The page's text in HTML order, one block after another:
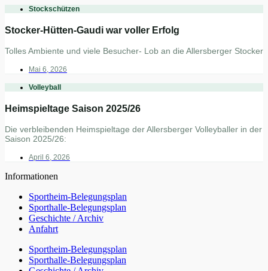
Stockschützen
Stocker-Hütten-Gaudi war voller Erfolg
Tolles Ambiente und viele Besucher- Lob an die Allersberger Stocker
Mai 6, 2026
Volleyball
Heimspieltage Saison 2025/26
Die verbleibenden Heimspieltage der Allersberger Volleyballer in der
Saison 2025/26:
April 6, 2026
Informationen
Sportheim-Belegungsplan
Sporthalle-Belegungsplan
Geschichte / Archiv
Anfahrt
Sportheim-Belegungsplan
Sporthalle-Belegungsplan